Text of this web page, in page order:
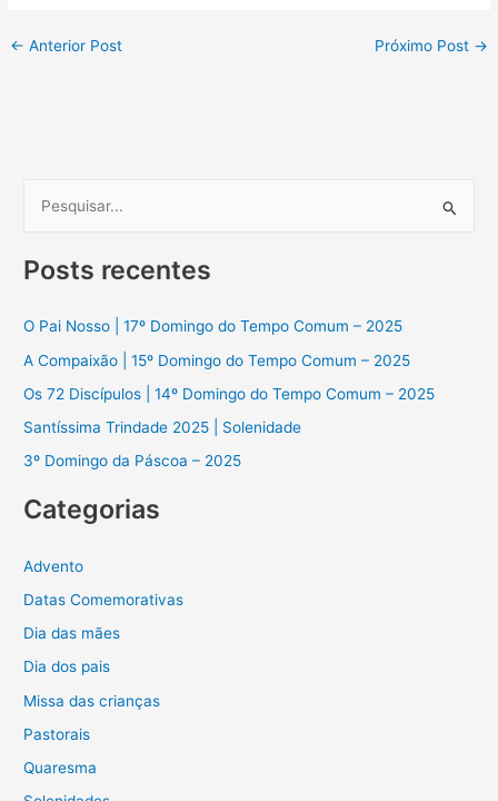
← Anterior Post Próximo Post →
s
u
i
s
a
o
:
Posts recentes
O Pai Nosso | 17º Domingo do Tempo Comum – 2025
A Compaixão | 15º Domingo do Tempo Comum – 2025
Os 72 Discípulos | 14º Domingo do Tempo Comum – 2025
Santíssima Trindade 2025 | Solenidade
3º Domingo da Páscoa – 2025
Categorias
Advento
Datas Comemorativas
Dia das mães
Dia dos pais
Missa das crianças
Pastorais
Quaresma